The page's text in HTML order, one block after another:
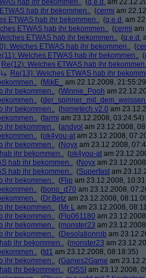
hab ihr bekommen.. (q.e.d. am
hab ihr bekommen.. (cermi am
ETWAS hab ihr bekommen.. (q.e.d. am
ETWAS hab ihr bekommen.. (cermi am
ETWAS hab ihr bekommen.. (q.e.d.
Welches ETWAS hab ihr bekommen.. (
Welches ETWAS hab ihr bekommen.. (
Re(12): Welches ETWAS hab ihr
Re(13): Welches ETWAS hab ihr
(MikE_
am 22.12.2008,
ihr bekommen.. (Winnie_Pooh am
(
ihr bekommen.. (hometech.v2.0 am
(farmi am 23.12.2008, 03:24:54)
ihr bekommen.. (andvol am 23.12.2008,
(ok4you-at am 23.12.2008,
ihr bekommen.. (Noyx am 23.12.2008,
ihr bekommen.. (ok4you-at am
hab ihr bekommen.. (Noyx am
hab ihr bekommen.. (Superfast am
ihr bekommen.. (Flip am 23.12.2008,
(bono_d70 am 23.12.2008,
(Dr.Betz am 23.12.2008,
ihr bekommen.. (Mr L am 23.12.2008,
ihr bekommen.. (Flo061180 am
ihr bekommen.. (monster23 am
ihr bekommen.. (Desolationrob am
ihr bekommen.. (monster23 am
(td1 am 23.12.2008, 08:18:35)
ihr bekommen.. (Games2Game am
ihr bekommen.. (OSSI am 23.12.2008,